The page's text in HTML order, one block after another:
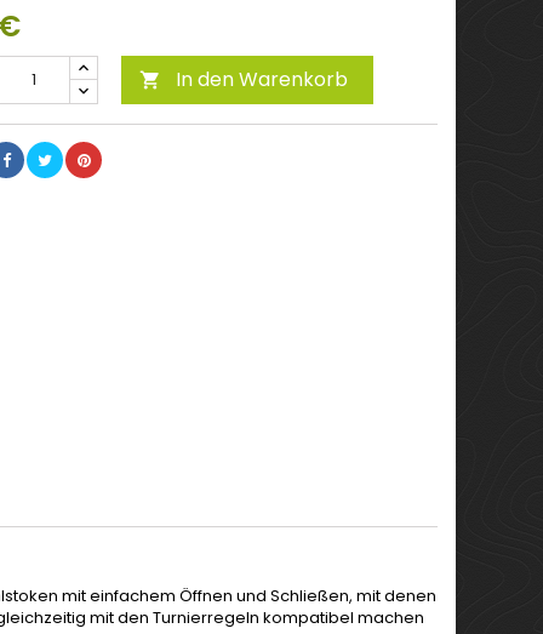
 In den Warenkorb
mit einfachem Öffnen und Schließen, mit denen
mit den Turnierregeln kompatibel machen